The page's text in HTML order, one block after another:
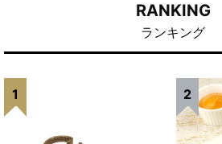
RANKING
ランキング